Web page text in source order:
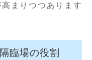
まりつつあります
臨場の役割